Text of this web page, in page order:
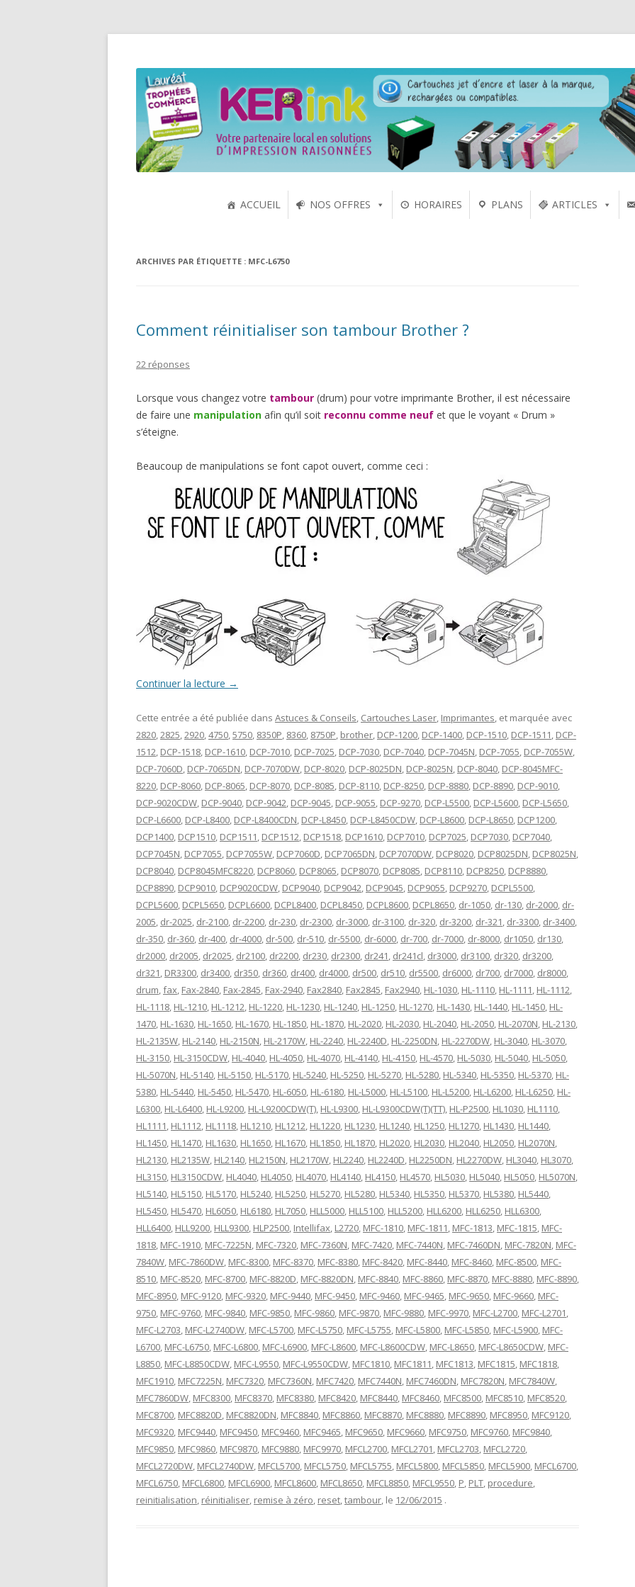
KERink
au
ACCUEIL NOS OFFRES HORAIRES PLANS ARTICLES
ARCHIVES PAR ÉTIQUETTE : MFC-L6750
Comment réinitialiser son tambour Brother ?
22 réponses
Lorsque vous changez votre tambour (drum) pour votre imprimante Brother, il est nécessaire
de faire une manipulation afin qu’il soit reconnu comme neuf et que le voyant « Drum »
s’éteigne.
Beaucoup de manipulations se font capot ouvert, comme ceci :
Continuer la lecture →
Cette entrée a été publiée dans Astuces & Conseils, Cartouches Laser, Imprimantes, et marquée avec
2820,2825,2920,4750,5750, 8350P, 8360, 8750P, brother, DCP-1200, DCP-1400, DCP-1510, DCP-1511, DCP-
1512, DCP-1518, DCP-1610, DCP-7010, DCP-7025, DCP-7030, DCP-7040, DCP-7045N, DCP-7055, DCP-7055W,
DCP-7060D, DCP-7065DN, DCP-7070DW, DCP-8020, DCP-8025DN, DCP-8025N, DCP-8040, DCP-8045MFC-
8220, DCP-8060, DCP-8065, DCP-8070, DCP-8085, DCP-8110, DCP-8250, DCP-8880, DCP-8890, DCP-9010,
DCP-9020CDW, DCP-9040, DCP-9042, DCP-9045, DCP-9055, DCP-9270, DCP-L5500, DCP-L5600, DCP-L5650,
DCP-L6600, DCP-L8400, DCP-L8400CDN, DCP-L8450, DCP-L8450CDW, DCP-L8600, DCP-L8650, DCP1200,
DCP1400, DCP1510, DCP1511, DCP1512, DCP1518, DCP1610, DCP7010, DCP7025, DCP7030, DCP7040,
DCP7045N, DCP7055, DCP7055W, DCP7060D, DCP7065DN, DCP7070DW, DCP8020, DCP8025DN, DCP8025N,
DCP8040, DCP8045MFC8220, DCP8060, DCP8065, DCP8070, DCP8085, DCP8110, DCP8250, DCP8880,
DCP8890, DCP9010, DCP9020CDW, DCP9040, DCP9042, DCP9045, DCP9055, DCP9270, DCPL5500,
DCPL5600, DCPL5650, DCPL6600, DCPL8400, DCPL8450, DCPL8600, DCPL8650, dr-1050, dr-130, dr-2000, dr-
2005, dr-2025, dr-2100, dr-2200, dr-230, dr-2300, dr-3000, dr-3100, dr-320, dr-3200, dr-321, dr-3300, dr-3400,
dr-350, dr-360, dr-400, dr-4000, dr-500, dr-510, dr-5500, dr-6000, dr-700, dr-7000, dr-8000, dr1050, dr130,
dr2000, dr2005, dr2025, dr2100, dr2200, dr230, dr2300, dr241, dr241cl, dr3000, dr3100, dr320, dr3200,
dr321, DR3300, dr3400, dr350, dr360, dr400, dr4000, dr500, dr510, dr5500, dr6000, dr700, dr7000, dr8000,
drum,fax, Fax-2840, Fax-2845, Fax-2940, Fax2840, Fax2845, Fax2940, HL-1030, HL-1110, HL-1111, HL-1112,
HL-1118, HL-1210, HL-1212, HL-1220, HL-1230, HL-1240, HL-1250, HL-1270, HL-1430, HL-1440, HL-1450, HL-
1470, HL-1630, HL-1650, HL-1670, HL-1850, HL-1870, HL-2020, HL-2030, HL-2040, HL-2050, HL-2070N, HL-2130,
HL-2135W, HL-2140, HL-2150N, HL-2170W, HL-2240, HL-2240D, HL-2250DN, HL-2270DW, HL-3040, HL-3070,
HL-3150, HL-3150CDW, HL-4040, HL-4050, HL-4070, HL-4140, HL-4150, HL-4570, HL-5030, HL-5040, HL-5050,
HL-5070N, HL-5140, HL-5150, HL-5170, HL-5240, HL-5250, HL-5270, HL-5280, HL-5340, HL-5350, HL-5370, HL-
5380, HL-5440, HL-5450, HL-5470, HL-6050, HL-6180, HL-L5000, HL-L5100, HL-L5200, HL-L6200, HL-L6250, HL-
L6300, HL-L6400, HL-L9200, HL-L9200CDW(T), HL-L9300, HL-L9300CDW(T)(TT), HL-P2500, HL1030, HL1110,
HL1111, HL1112, HL1118, HL1210, HL1212, HL1220, HL1230, HL1240, HL1250, HL1270, HL1430, HL1440,
HL1450, HL1470, HL1630, HL1650, HL1670, HL1850, HL1870, HL2020, HL2030, HL2040, HL2050, HL2070N,
HL2130, HL2135W, HL2140, HL2150N, HL2170W, HL2240, HL2240D, HL2250DN, HL2270DW, HL3040, HL3070,
HL3150, HL3150CDW, HL4040, HL4050, HL4070, HL4140, HL4150, HL4570, HL5030, HL5040, HL5050, HL5070N,
HL5140, HL5150, HL5170, HL5240, HL5250, HL5270, HL5280, HL5340, HL5350, HL5370, HL5380, HL5440,
HL5450, HL5470, HL6050, HL6180, HL7050, HLL5000, HLL5100, HLL5200, HLL6200, HLL6250, HLL6300,
HLL6400, HLL9200, HLL9300, HLP2500, Intellifax, L2720, MFC-1810, MFC-1811, MFC-1813, MFC-1815, MFC-
1818, MFC-1910, MFC-7225N, MFC-7320, MFC-7360N, MFC-7420, MFC-7440N, MFC-7460DN, MFC-7820N, MFC-
7840W, MFC-7860DW, MFC-8300, MFC-8370, MFC-8380, MFC-8420, MFC-8440, MFC-8460, MFC-8500, MFC-
8510, MFC-8520, MFC-8700, MFC-8820D, MFC-8820DN, MFC-8840, MFC-8860, MFC-8870, MFC-8880, MFC-8890,
MFC-8950, MFC-9120, MFC-9320, MFC-9440, MFC-9450, MFC-9460, MFC-9465, MFC-9650, MFC-9660, MFC-
9750, MFC-9760, MFC-9840, MFC-9850, MFC-9860, MFC-9870, MFC-9880, MFC-9970, MFC-L2700, MFC-L2701,
MFC-L2703, MFC-L2740DW, MFC-L5700, MFC-L5750, MFC-L5755, MFC-L5800, MFC-L5850, MFC-L5900, MFC-
L6700, MFC-L6750, MFC-L6800, MFC-L6900, MFC-L8600, MFC-L8600CDW, MFC-L8650, MFC-L8650CDW, MFC-
L8850, MFC-L8850CDW, MFC-L9550, MFC-L9550CDW, MFC1810, MFC1811, MFC1813, MFC1815, MFC1818,
MFC1910, MFC7225N, MFC7320, MFC7360N, MFC7420, MFC7440N, MFC7460DN, MFC7820N, MFC7840W,
MFC7860DW, MFC8300, MFC8370, MFC8380, MFC8420, MFC8440, MFC8460, MFC8500, MFC8510, MFC8520,
MFC8700, MFC8820D, MFC8820DN, MFC8840, MFC8860, MFC8870, MFC8880, MFC8890, MFC8950, MFC9120,
MFC9320, MFC9440, MFC9450, MFC9460, MFC9465, MFC9650, MFC9660, MFC9750, MFC9760, MFC9840,
MFC9850, MFC9860, MFC9870, MFC9880, MFC9970, MFCL2700, MFCL2701, MFCL2703, MFCL2720,
MFCL2720DW, MFCL2740DW, MFCL5700, MFCL5750, MFCL5755, MFCL5800, MFCL5850, MFCL5900, MFCL6700,
MFCL6750, MFCL6800, MFCL6900, MFCL8600, MFCL8650, MFCL8850, MFCL9550, P, PLT, procedure,
reinitialisation, réinitialiser, remise à zéro, reset,tambour, le 12/06/2015 .